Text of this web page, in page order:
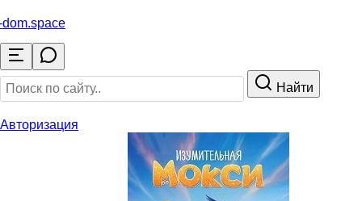
.space
Найти
Авторизация